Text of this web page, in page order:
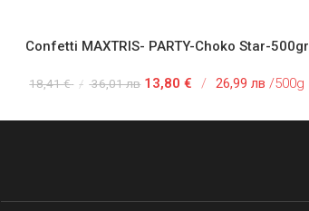
ДОБАВЯНЕ В КОЛИЧКАТА
Confetti MAXTRIS- PARTY-Choko Star-500gr
18,41€ / 36,01 лв 13,80€ / 26,99 лв /500g